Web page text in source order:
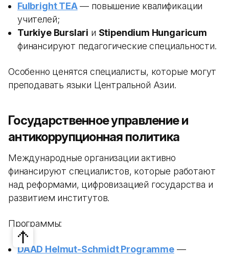
Fulbright TEA— повышение квалификации
учителей;
Turkiye Burslari и Stipendium Hungaricum
финансируют педагогические специальности.
Особенно ценятся специалисты, которые могут
преподавать языки Центральной Азии.
Государственное управление и
антикоррупционная политика
Международные организации активно
финансируют специалистов, которые работают
над реформами, цифровизацией государства и
развитием институтов.
Программы:
DAAD Helmut-Schmidt Programme—